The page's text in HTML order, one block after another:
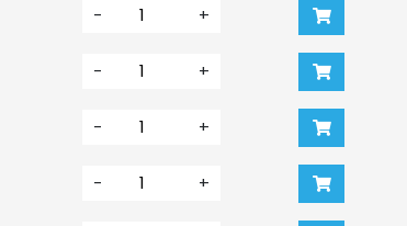
- +
- +
- +
- +